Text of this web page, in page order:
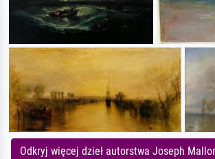
Odkryj więcej dzieł autorstwa Joseph